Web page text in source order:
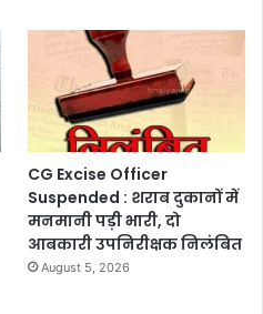
CG Excise Officer
Suspended : शराब दुकानों में
मनमानी पड़ी भारी, दो
आबकारी उपनिरीक्षक निलंबित
August 5, 2026